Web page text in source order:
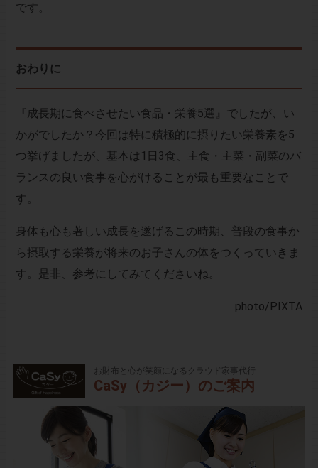
です。
おわりに
『成長期に食べさせたい食品・栄養5選』でしたが、い
かがでしたか？今回は特に積極的に摂りたい栄養素を5
つ挙げましたが、基本は1日3食、主食・主菜・副菜のバ
ランスの良い食事を心がけることが最も重要なことで
す。
身体も心も著しい成長を遂げるこの時期、普段の食事か
ら摂取する栄養が将来のお子さんの体をつくっていきま
す。是非、参考にしてみてくださいね。
photo/PIXTA
お財布と心が笑顔になるクラウド家事代行
CaSy（カジー）のご案内